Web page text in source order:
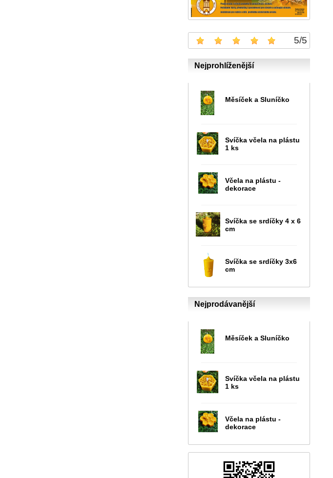
5/5
Nejprohlíženější
Měsíček a Sluníčko
Svíčka včela na plástu
1 ks
Včela na plástu -
dekorace
Svíčka se srdíčky 4 x 6
cm
Svíčka se srdíčky 3x6
cm
Nejprodávanější
Měsíček a Sluníčko
Svíčka včela na plástu
1 ks
Včela na plástu -
dekorace